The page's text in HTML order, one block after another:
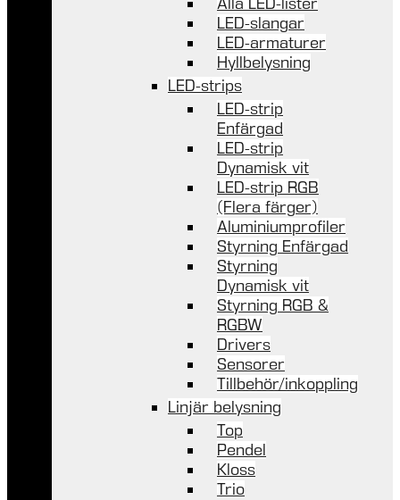
Alla LED-lister
LED-slangar
LED-armaturer
Hyllbelysning
LED-strips
LED-strip
Enfärgad
LED-strip
Dynamisk vit
LED-strip RGB
(Flera färger)
Aluminiumprofiler
Styrning Enfärgad
Styrning
Dynamisk vit
Styrning RGB &
RGBW
Drivers
Sensorer
Tillbehör/inkoppling
Linjär belysning
Top
Pendel
Kloss
Trio